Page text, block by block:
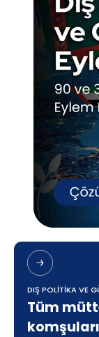
DIŞ POLİTİKA VE
Tüm